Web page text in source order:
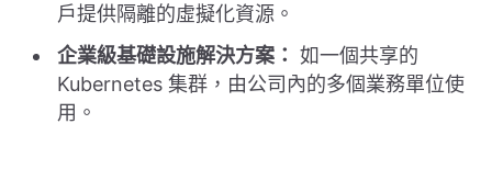
戶提供隔離的虛擬化資源。
企業級基礎設施解決方案： 如一個共享的
Kubernetes 集群，由公司內的多個業務單位使
用。